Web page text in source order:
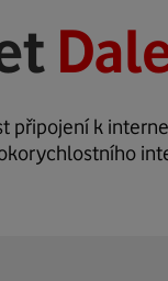
připojení k